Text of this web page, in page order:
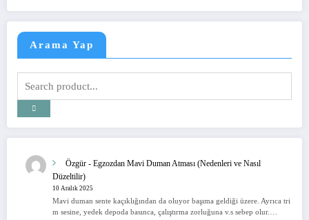
Arama Yap
Özgür - Egzozdan Mavi Duman Atması (Nedenleri ve Nasıl
Düzeltilir)
10 Aralık 2025
Mavi duman sente kaçıklığından da oluyor başıma geldiği üzere. Ayrıca tri
m sesine, yedek depoda basınca, çalıştırma zorluğuna v.s sebep olur.…